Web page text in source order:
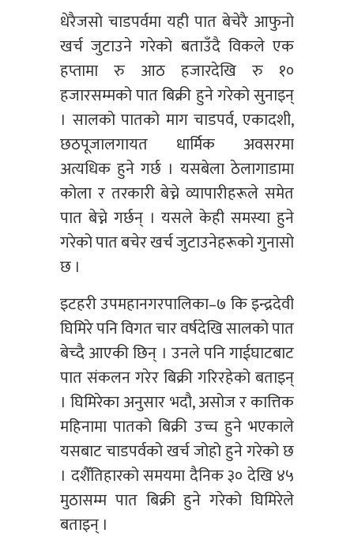
धेरैजसो चाडपर्वमा यही पात बेचेरै आफुनो
खर्च जुटाउने गरेको बताउँदै विकले एक
हप्तामा रु आठ हजारदेखि रु १०
हजारसम्मको पात बिक्री हुने गरेको सुनाइन्
। सालको पातको माग चाडपर्व, एकादशी,
छठपूजालगायत धार्मिक अवसरमा
अत्यधिक हुने गर्छ । यसबेला ठेलागाडामा
कोला र तरकारी बेच्ने व्यापारीहरूले समेत
पात बेच्ने गर्छन् । यसले केही समस्या हुने
गरेको पात बचेर खर्च जुटाउनेहरूको गुनासो
छ ।
इटहरी उपमहानगरपालिका–७ कि इन्द्रदेवी
घिमिरे पनि विगत चार वर्षदेखि सालको पात
बेच्दै आएकी छिन् । उनले पनि गाईघाटबाट
पात संकलन गरेर बिक्री गरिरहेको बताइन्
। घिमिरेका अनुसार भदौ, असोज र कात्तिक
महिनामा पातको बिक्री उच्च हुने भएकाले
यसबाट चाडपर्वको खर्च जोहो हुने गरेको छ
। दशैँतिहारको समयमा दैनिक ३० देखि ४५
मुठासम्म पात बिक्री हुने गरेको घिमिरेले
बताइन् ।